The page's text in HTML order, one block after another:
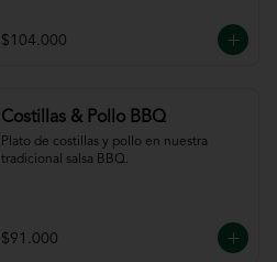
$104.000
Costillas & Pollo BBQ
Plato de costillas y pollo en nuestra
tradicional salsa BBQ.
$91.000